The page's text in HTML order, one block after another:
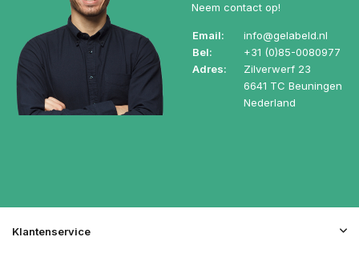
Neem contact op!
Email:
info@gelabeld.nl
Bel:
+31 (0)85-0080977
Adres:
Zilverwerf 23
6641 TC Beuningen
Nederland
Klantenservice